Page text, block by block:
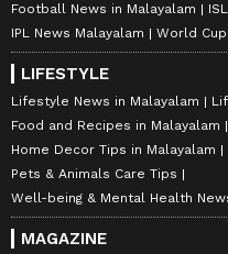
Football News in Malayalam
IPL News Malayalam
World
LIFESTYLE
Lifestyle News in Malayalam
Food and Recipes in Malayalam
Home Decor Tips in Malayalam
Pets & Animals Care Tips
Well-being & Mental Health
MAGAZINE